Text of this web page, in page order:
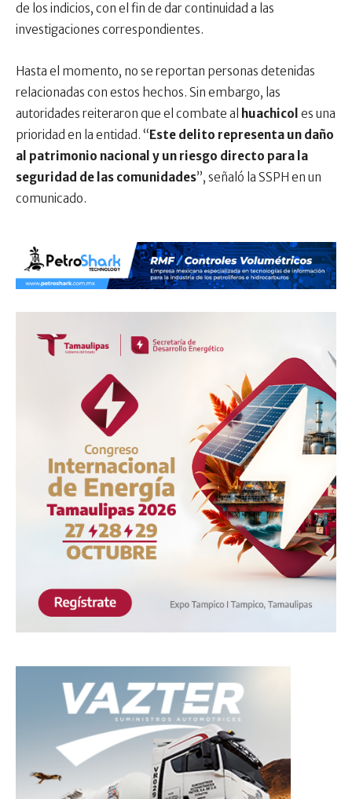
de los indicios, con el fin de dar continuidad a las
investigaciones correspondientes.
Hasta el momento, no se reportan personas detenidas
relacionadas con estos hechos. Sin embargo, las
autoridades reiteraron que el combate al huachicol es una
prioridad en la entidad. “Este delito representa un daño
al patrimonio nacional y un riesgo directo para la
seguridad de las comunidades”, señaló la SSPH en un
comunicado.